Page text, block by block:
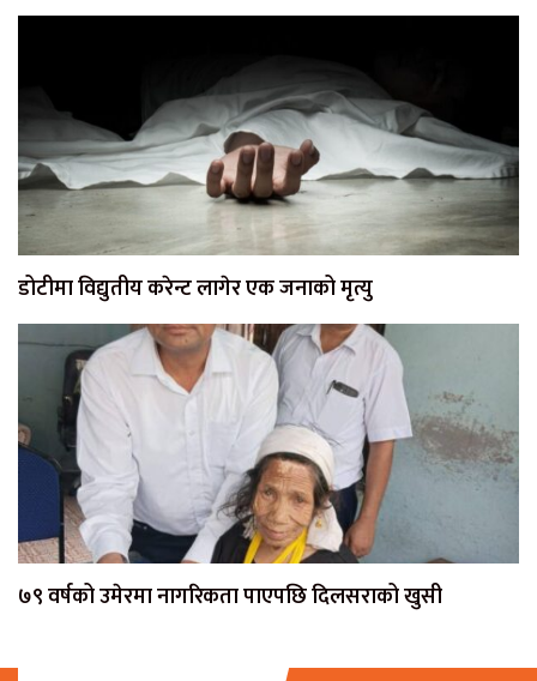
डोटीमा विद्युतीय करेन्ट लागेर एक जनाको मृत्यु
७९ वर्षको उमेरमा नागरिकता पाएपछि दिलसराको खुसी